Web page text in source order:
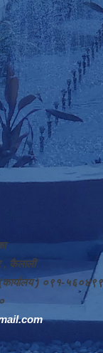
, कैलाली
) ०९१-